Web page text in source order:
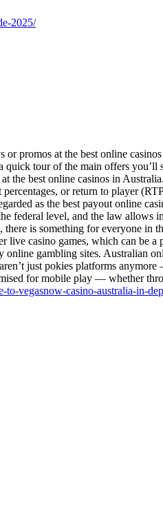
2025/
promos at the best online
tour of the main offers
the best online casinos in Australia.
or return to player
as the best payout online
federal level, and the law
is something for everyone in
live casino games, which can be
online gambling sites. Australian
just pokies platforms
for mobile play — whether
to-vegasnow-casino-australia-in-